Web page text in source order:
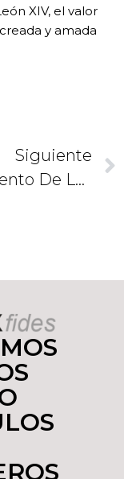
XIV, el valor
y amada
Siguiente
Fragmento De La Misa De Canonización